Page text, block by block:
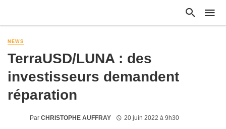
NEWS
TerraUSD/LUNA : des
investisseurs demandent
réparation
Par CHRISTOPHE AUFFRAY 20 juin 2022 à 9h30